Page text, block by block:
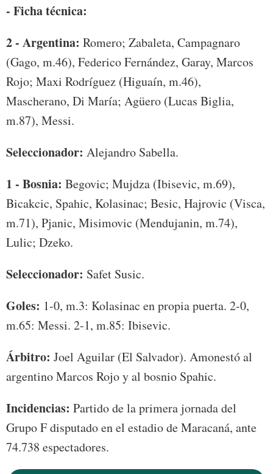
- Ficha técnica:
2 - Argentina: Romero; Zabaleta, Campagnaro
(Gago, m.46), Federico Fernández, Garay, Marcos
Rojo; Maxi Rodríguez (Higuaín, m.46),
Mascherano, Di María; Agüero (Lucas Biglia,
m.87), Messi.
Seleccionador: Alejandro Sabella.
1 - Bosnia: Begovic; Mujdza (Ibisevic, m.69),
Bicakcic, Spahic, Kolasinac; Besic, Hajrovic (Visca,
m.71), Pjanic, Misimovic (Mendujanin, m.74),
Lulic; Dzeko.
Seleccionador: Safet Susic.
Goles: 1-0, m.3: Kolasinac en propia puerta. 2-0,
m.65: Messi. 2-1, m.85: Ibisevic.
Árbitro: Joel Aguilar (El Salvador). Amonestó al
argentino Marcos Rojo y al bosnio Spahic.
Incidencias: Partido de la primera jornada del
Grupo F disputado en el estadio de Maracaná, ante
74.738 espectadores.